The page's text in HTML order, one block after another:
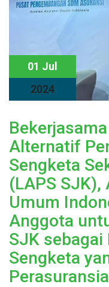
01 Jul
2024
Alternatif
Sengketa
(LAPS
Umum
Anggota
SJK sebagai
Sengketa